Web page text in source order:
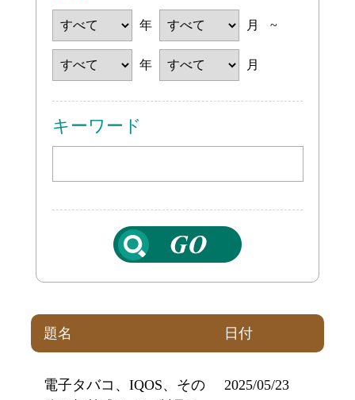
年 月 ~
年 月
キーワード
題名 日付
電子タバコ、IQOS、その
2025/05/23